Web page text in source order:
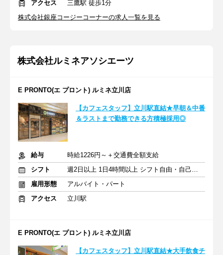
アクセス
三鷹駅 徒歩1分
株式会社銀座コージーコーナーの求人一覧を見る
株式会社ルミネアソシエーツ
E PRONTO(エ プロント) ルミネ立川店
【カフェスタッフ】立川駅直結★早朝＆中番
＆ラストまで勤務できる方積極採用◎
給与
時給1226円～＋交通費全額支給
シフト
週2日以上 1日4時間以上 シフト自由・自己申告
雇用形態
アルバイト・パート
アクセス
立川駅
E PRONTO(エ プロント) ルミネ立川店
【カフェスタッフ】立川駅直結★大手飲食チ